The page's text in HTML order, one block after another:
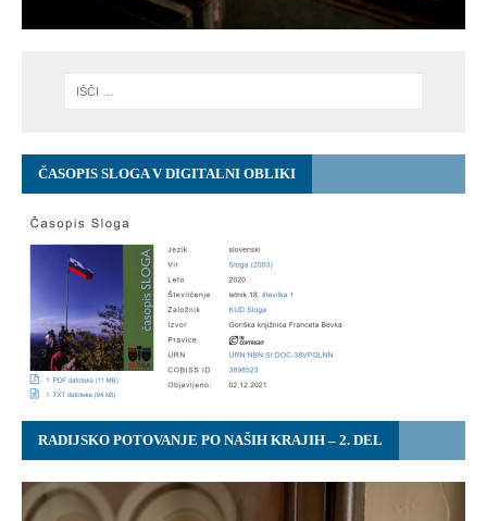
ČASOPIS SLOGA V DIGITALNI OBLIKI
RADIJSKO POTOVANJE PO NAŠIH KRAJIH – 2. DEL